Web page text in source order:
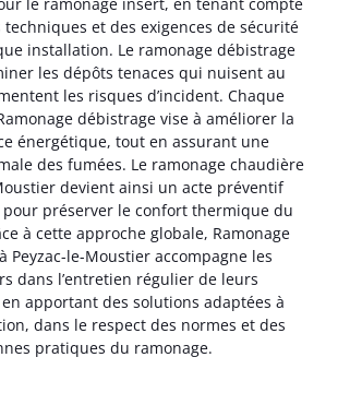
et des exigences de sécurité
installation. Le ramonage débistrage
les dépôts tenaces qui nuisent au
les risques d’incident. Chaque
débistrage vise à améliorer la
énergétique, tout en assurant une
des fumées. Le ramonage chaudière
devient ainsi un acte préventif
préserver le confort thermique du
à cette approche globale, Ramonage
Peyzac-le-Moustier accompagne les
dans l’entretien régulier de leurs
apportant des solutions adaptées à
dans le respect des normes et des
pratiques du ramonage.